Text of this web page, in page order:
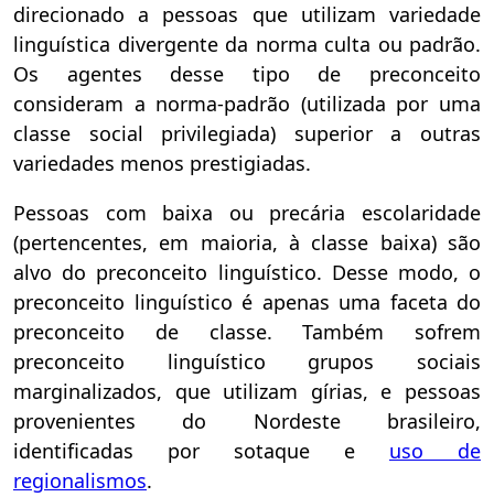
direcionado a pessoas que utilizam variedade
linguística divergente da norma culta ou padrão.
Os agentes desse tipo de preconceito
consideram a norma-padrão (utilizada por uma
classe social privilegiada) superior a outras
variedades menos prestigiadas.
Pessoas com baixa ou precária escolaridade
(pertencentes, em maioria, à classe baixa) são
alvo do preconceito linguístico. Desse modo, o
preconceito linguístico é apenas uma faceta do
preconceito de classe. Também sofrem
preconceito linguístico grupos sociais
marginalizados, que utilizam gírias, e pessoas
provenientes do Nordeste brasileiro,
identificadas por sotaque e uso de
regionalismos.